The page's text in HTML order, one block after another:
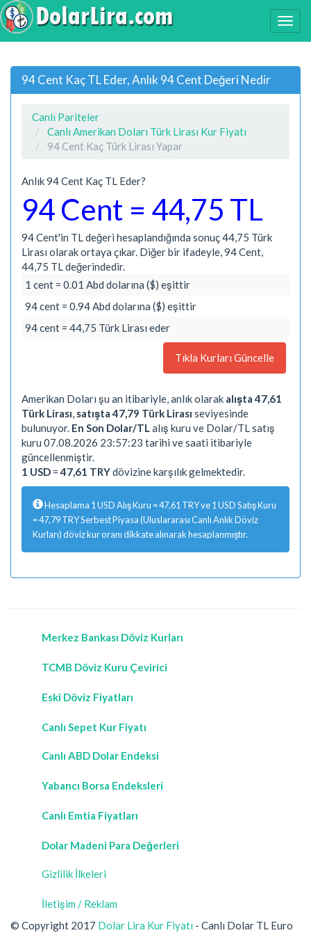
94 Cent Kaç TL Eder, Anlık 94 Cent Değeri Nedir
Canlı Pariteler
Canlı Amerikan Doları Türk Lirası Kur Fiyatı
94 Cent Kaç Türk Lirası Yapar
Anlık 94 Cent Kaç TL Eder?
94 Cent = 44,75 TL
94 Cent'in TL değeri hesaplandığında sonuç 44,75 Türk
Lirası olarak ortaya çıkar. Diğer bir ifadeyle, 94 Cent,
44,75 TL değerindedir.
1 cent = 0.01 Abd dolarına ($) eşittir
94 cent = 0.94 Abd dolarına ($) eşittir
94 cent = 44,75 Türk Lirası eder
Tıkla Kurları Güncelle
Amerikan Doları şu an itibariyle, anlık olarak alışta 47,61
Türk Lirası satışta 47,79 Türk Lirası seviyesinde
bulunuyor. En Son Dolar/TL alış kuru ve Dolar/TL satış
kuru 07.08.2026 23:57:23 tarihi ve saati itibariyle
güncellenmiştir.
1 USD =47,61 TRYdövizine karşılık gelmektedir.
Hesaplama 1 USD Alış Kuru = 47,61 TRY ve 1 USD Satış Kuru
= 47,79 TRY Serbest Piyasa (Uluslararası Canlı Anlık Döviz
Kurları) döviz kur oranı dikkate alınarak hesaplanmıştır.
Merkez Bankası Döviz Kurları
TCMB Döviz Kuru Çevirici
Eski Döviz Fiyatları
Canlı Sepet Kur Fiyatı
Canlı ABD Dolar Endeksi
Yabancı Borsa Endeksleri
Canlı Emtia Fiyatları
Dolar Madeni Para Değerleri
Gizlilik İlkeleri
İletişim / Reklam
© Copyright 2017 Dolar Lira Kur Fiyatı - Canlı Dolar TL Euro